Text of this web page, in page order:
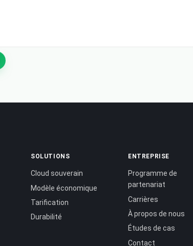
SOLUTIONS
Cloud souverain
Modèle économique
Tarification
Durabilité
ENTREPRISE
Programme de
partenariat
Carrières
À propos de nous
Études de cas
Contact